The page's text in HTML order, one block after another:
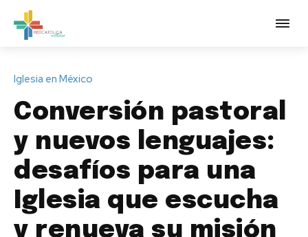
Iglesia en México
Conversión pastoral
y nuevos lenguajes:
desafíos para una
Iglesia que escucha
y renueva su misión